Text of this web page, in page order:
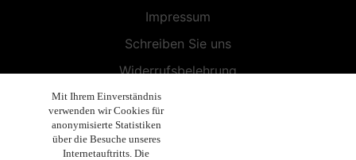
Impressum
Schreiben Sie uns
Widerrufsbelehrung
Allgemeine Geschäftsbedingungen
Endbenutzer-Lizenzvereinbarung
Datenschutzerklärung
Mit Ihrem Einverständnis
verwenden wir Cookies für
anonymisierte Statistiken
über die Besuche unseres
Internetauftritts. Die